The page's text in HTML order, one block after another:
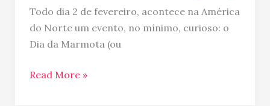
Todo dia 2 de fevereiro, acontece na América
do Norte um evento, no mínimo, curioso: o
Dia da Marmota (ou
Read More »